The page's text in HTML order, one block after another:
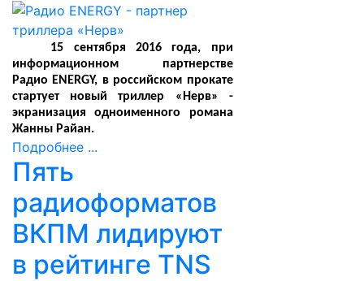
15 сентября 2016 года, при
информационном партнерстве
Радио ENERGY, в российском прокате
стартует новый триллер «Нерв» -
экранизация одноименного романа
Жанны Райан.
Подробнее ...
Пять
радиоформатов
ВКПМ лидируют
в рейтинге TNS